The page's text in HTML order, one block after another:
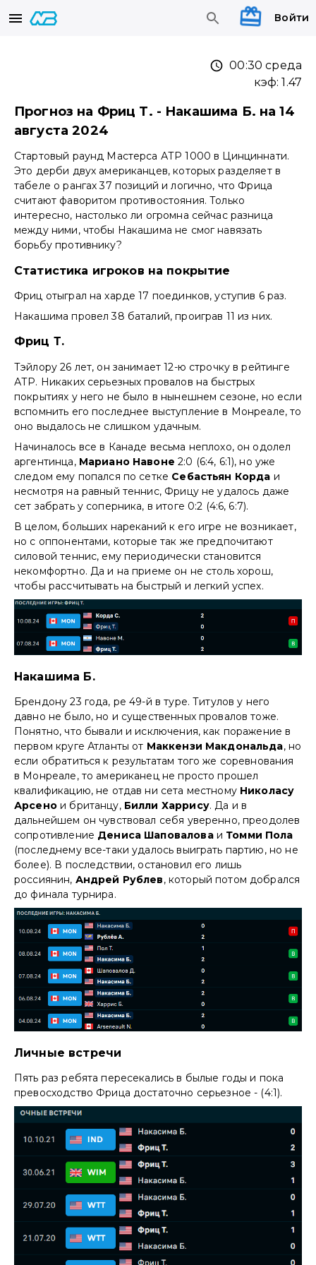
Войти
00:30 среда
кэф:1.47
Прогноз на Фриц Т. - Накашима Б. на 14
августа 2024
Стартовый раунд Мастерса АТР 1000 в Цинциннати.
Это дерби двух американцев, которых разделяет в
табеле о рангах 37 позиций и логично, что Фрица
считают фаворитом противостояния. Только
интересно, настолько ли огромна сейчас разница
между ними, чтобы Накашима не смог навязать
борьбу противнику?
Статистика игроков на покрытие
Фриц отыграл на харде 17 поединков, уступив 6 раз.
Накашима провел 38 баталий, проиграв 11 из них.
Фриц Т.
Тэйлору 26 лет, он занимает 12-ю строчку в рейтинге
АТР. Никаких серьезных провалов на быстрых
покрытиях у него не было в нынешнем сезоне, но если
вспомнить его последнее выступление в Монреале, то
оно выдалось не слишком удачным.
Начиналось все в Канаде весьма неплохо, он одолел
аргентинца, Мариано Навоне 2:0 (6:4, 6:1), но уже
следом ему попался по сетке Себастьян Корда и
несмотря на равный теннис, Фрицу не удалось даже
сет забрать у соперника, в итоге 0:2 (4:6, 6:7).
В целом, больших нареканий к его игре не возникает,
но с оппонентами, которые так же предпочитают
силовой теннис, ему периодически становится
некомфортно. Да и на приеме он не столь хорош,
чтобы рассчитывать на быстрый и легкий успех.
Накашима Б.
Брендону 23 года, ре 49-й в туре. Титулов у него
давно не было, но и существенных провалов тоже.
Понятно, что бывали и исключения, как поражение в
первом круге Атланты от Маккензи Макдональда, но
если обратиться к результатам того же соревнования
в Монреале, то американец не просто прошел
квалификацию, не отдав ни сета местному Николасу
Арсенои британцу, Билли Харрису. Да и в
дальнейшем он чувствовал себя уверенно, преодолев
сопротивление Дениса Шаповалова и Томми Пола
(последнему все-таки удалось выиграть партию, но не
более). В последствии, остановил его лишь
россиянин, Андрей Рублев, который потом добрался
до финала турнира.
Личные встречи
Пять раз ребята пересекались в былые годы и пока
превосходство Фрица достаточно серьезное - (4:1).